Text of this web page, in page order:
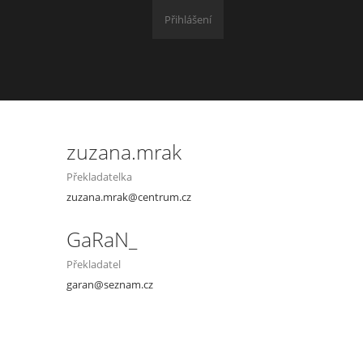
Přihlášení
zuzana.mrak
Překladatelka
zuzana.mrak@centrum.cz
GaRaN_
Překladatel
garan@seznam.cz